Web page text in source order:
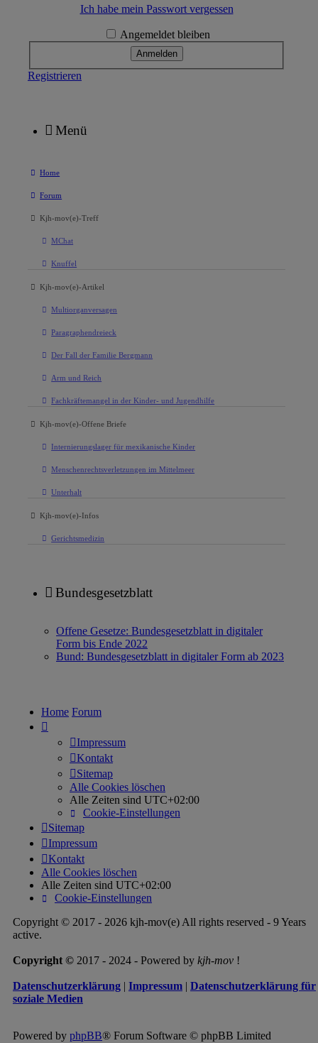
Ich habe mein Passwort vergessen
Angemeldet bleiben
Registrieren
Menü
Home
Forum
Kjh-mov(e)-Treff
MChat
Knuffel
Kjh-mov(e)-Artikel
Multiorganversagen
Paragraphendreieck
Der Fall der Familie Bergmann
Arm und Reich
Fachkräftemangel in der Kinder- und Jugendhilfe
Kjh-mov(e)-Offene Briefe
Internierungslager für mexikanische Kinder
Menschenrechtsverletzungen im Mittelmeer
Unterhalt
Kjh-mov(e)-Infos
Gerichtsmedizin
Bundesgesetzblatt
Offene Gesetze: Bundesgesetzblatt in digitaler
Form bis Ende 2022
Bund: Bundesgesetzblatt in digitaler Form ab 2023
Home Forum
Impressum
Kontakt
Sitemap
Alle Cookies löschen
Alle Zeiten sind UTC+02:00
Cookie-Einstellungen
Sitemap
Impressum
Kontakt
Alle Cookies löschen
Alle Zeiten sind UTC+02:00
Cookie-Einstellungen
Copyright © 2017 - 2026 kjh-mov(e) All rights reserved - 9 Years
active.
Copyright © 2017 - 2024 - Powered by kjh-mov !
Datenschutzerklärung | Impressum | Datenschutzerklärung für
soziale Medien
Powered by phpBB® Forum Software © phpBB Limited